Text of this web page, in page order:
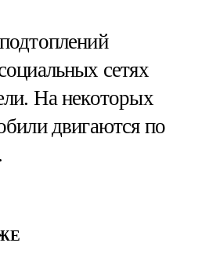
сетях
На некоторых
двигаются по